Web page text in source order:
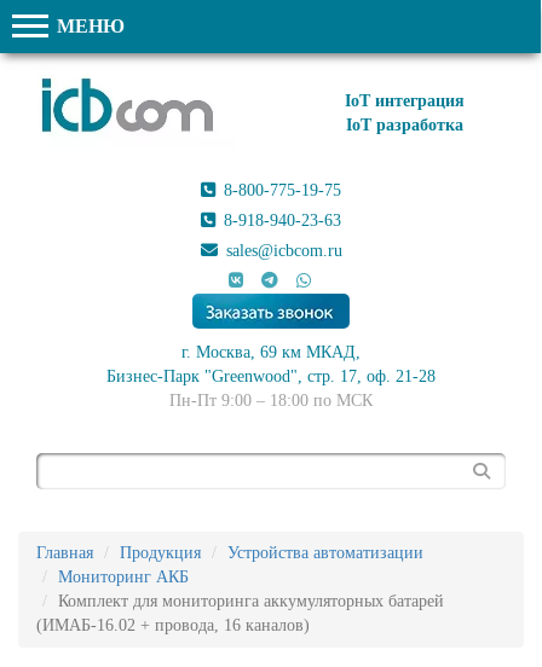
МЕНЮ
IoT интеграция
IoT разработка
8-800-775-19-75
8-918-940-23-63
sales@icbcom.ru
г. Москва, 69 км МКАД,
Бизнес-Парк "Greenwood", стр. 17, оф. 21-28
Пн-Пт 9:00 – 18:00 по МСК
Главная Продукция
Устройства автоматизации
Мониторинг АКБ
Комплект для мониторинга аккумуляторных батарей
(ИМАБ-16.02 + провода, 16 каналов)